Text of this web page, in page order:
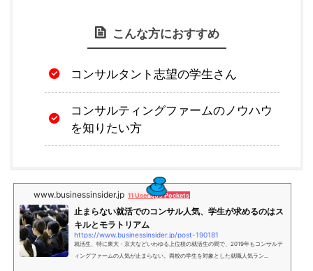
こんな方におすすめ
コンサルタント志望の学生さん
コンサルティングファームのノウハウ
を知りたい方
www.businessinsider.jp 11 Users89 Pockets
止まらない就活でのコンサル人気、学生が求めるのはス
キルとモラトリアム
https://www.businessinsider.jp/post-190181
就活生、特に東大・京大などいわゆる上位校の就活生の間で、2019年もコンサルテ
ィングファームの人気が止まらない。両校の学生を対象とした就職人気ラン...